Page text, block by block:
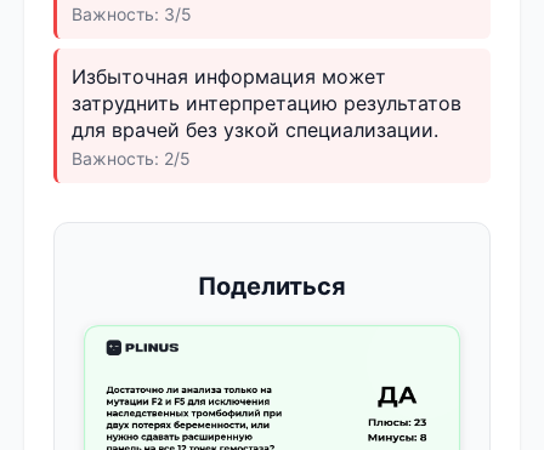
Важность: 3/5
Избыточная информация может
затруднить интерпретацию результатов
для врачей без узкой специализации.
Важность: 2/5
Поделиться